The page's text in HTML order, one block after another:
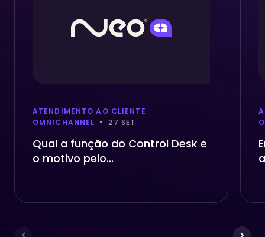
ATENDIMENTO AO CLIENTE
OMNICHANNEL
27 SET
Qual a função do Control Desk e
o motivo pelo...